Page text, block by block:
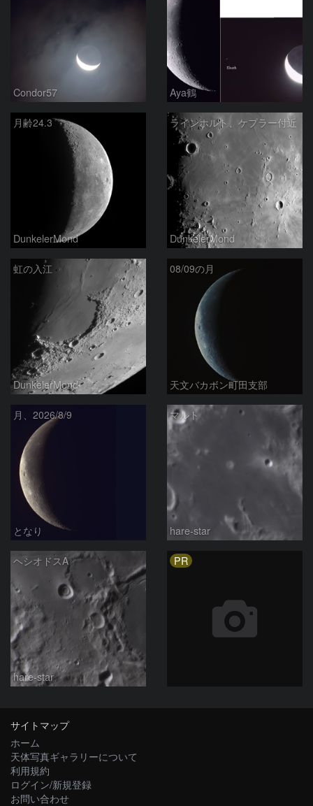
Condor57 Aya鶴
月齢24.3
DunkelerMond
ラインホルト、ケプラー付近
DunkelerMond
虹の入江
DunkelerMond
08/09の月
天文バカボン町田支部
月、2026/8/9
となり
マルト
hare-star
ヘシオドスA
hare-star
PR
サイトマップ
ホーム
天体写真ギャラリーについて
利用規約
ログイン/新規登録
お問い合わせ